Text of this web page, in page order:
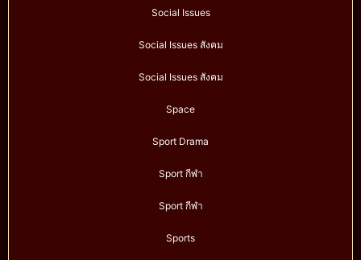
Social Issues
Social Issues สังคม
Social Issues สังคม
Space
Sport Drama
Sport กีฬา
Sport กีฬา
Sports